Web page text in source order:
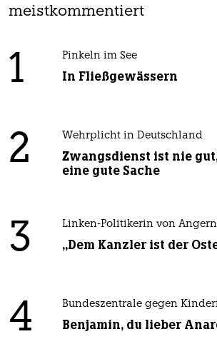
meistkommentiert
1 Pinkeln im See
In Fließgewässern
2 Wehrplicht in Deutschland
Zwangsdienst ist nie
eine gute Sache
3 Linken-Politikerin von Angern
„Dem Kanzler ist der
4 Bundeszentrale gegen
Benjamin, du lieber